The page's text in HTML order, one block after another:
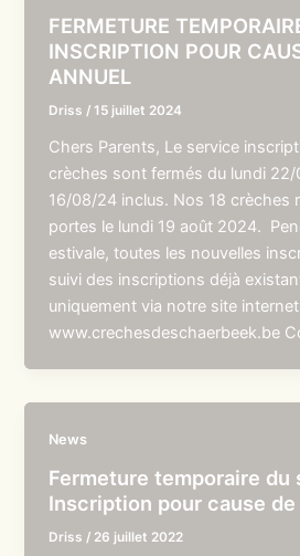
FERMETURE
INSCRIPTION POUR
ANNUEL
Driss /15 juillet 2024
Chers Parents, Le service
crèches sont fermés du lundi
16/08/24 inclus. Nos 18 crèches
portes le lundi 19 août 2024.
estivale, toutes les nouvelles
suivi des inscriptions déjà
uniquement via notre site
www.crechesdeschaerbeek.be
News
Fermeture temporaire du
Inscription pour cause
Driss / 26 juillet 2022